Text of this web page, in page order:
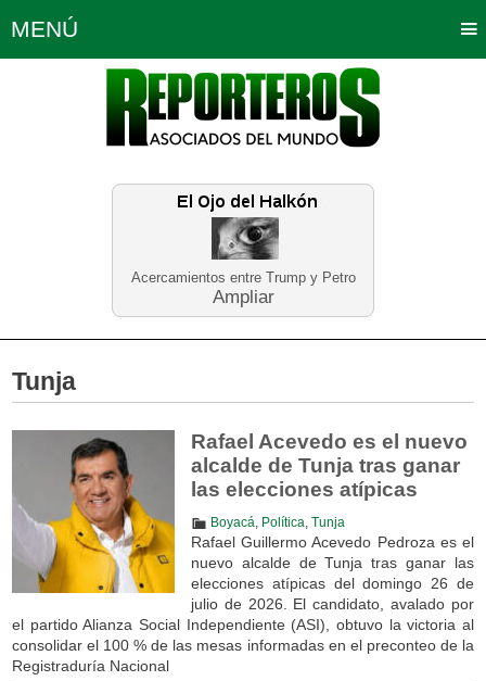
Acercamientos entre Trump y Petro
Ampliar
MENÚ
Política Opinión Bogotá
Planeta Tierra Deportes
Educación Neira
Tunja
Rafael Acevedo es el nuevo
alcalde de Tunja tras ganar
las elecciones atípicas
Boyacá Política Tunja
Rafael Guillermo Acevedo Pedroza es el
nuevo alcalde de Tunja tras ganar las
elecciones atípicas del domingo 26 de
julio de 2026. El candidato, avalado por
el partido Alianza Social Independiente (ASI), obtuvo la victoria al
consolidar el 100 % de las mesas informadas en el preconteo de la
Registraduría Nacional